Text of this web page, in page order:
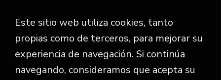
ATENCIÓN AL CLIENTE
Quiénes somos
Pedidos especiales
Este sitio web utiliza cookies, tanto
propias como de terceros, para mejorar su
experiencia de navegación. Si continúa
navegando, consideramos que acepta su